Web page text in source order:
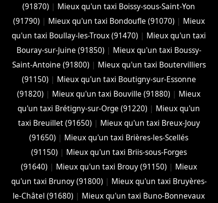
(91870) | Mieux qu'un taxi Boissy-sous-Saint-Yon
(91790) | Mieux qu'un taxi Bondoufle (91070) | Mieux
qu'un taxi Boullay-les-Troux (91470) | Mieux qu'un taxi
Bouray-sur-Juine (91850) | Mieux qu'un taxi Boussy-
Saint-Antoine (91800) | Mieux qu'un taxi Boutervilliers
(91150) | Mieux qu'un taxi Boutigny-sur-Essonne
(91820) | Mieux qu'un taxi Bouville (91880) | Mieux
qu'un taxi Brétigny-sur-Orge (91220) | Mieux qu'un
taxi Breuillet (91650) | Mieux qu'un taxi Breux-Jouy
(91650) | Mieux qu'un taxi Brières-les-Scellés
(91150) | Mieux qu'un taxi Briis-sous-Forges
(91640) | Mieux qu'un taxi Brouy (91150) | Mieux
qu'un taxi Brunoy (91800) | Mieux qu'un taxi Bruyères-
le-Châtel (91680) | Mieux qu'un taxi Buno-Bonnevaux